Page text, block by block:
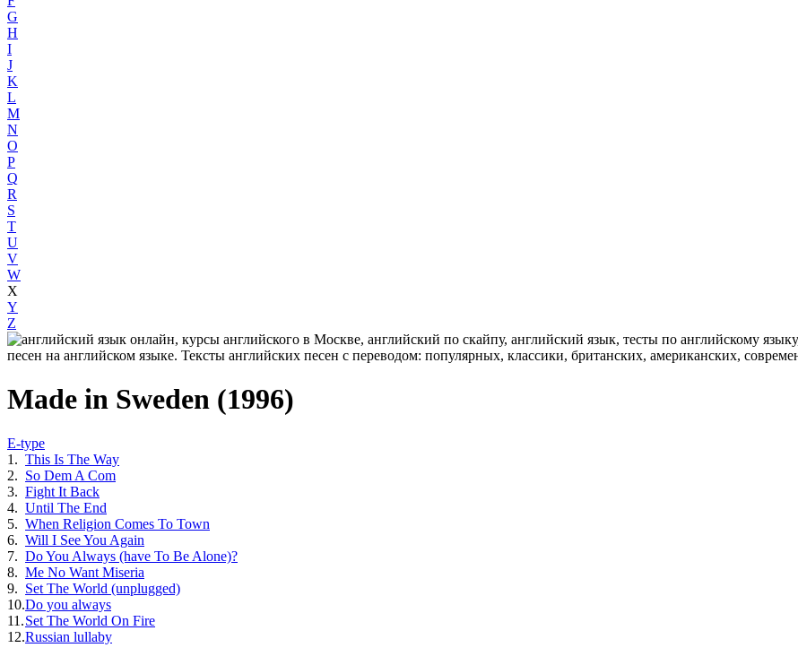
G
H
I
J
K
L
M
N
O
P
Q
R
S
T
U
V
W
X
Y
Z
Made in Sweden (1996)
E-type
1. This Is The Way
2. So Dem A Com
3. Fight It Back
4. Until The End
5. When Religion Comes To Town
6. Will I See You Again
7. Do You Always (have To Be Alone)?
8. Me No Want Miseria
9. Set The World (unplugged)
10.Do you always
11.Set The World On Fire
12.Russian lullaby